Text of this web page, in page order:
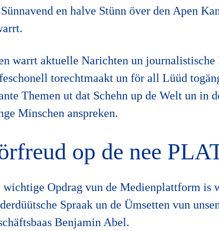
en halve Stünn över den Apen
warrt aktuelle Narichten un journalistische
torechtmaakt un för all Lüüd
Themen ut dat Schehn up de Welt un in
Minschen anspreken.
op de nee
wichtige Opdrag vun de Medienplattform is
Spraak un de Ümsetten vun
Benjamin Abel.